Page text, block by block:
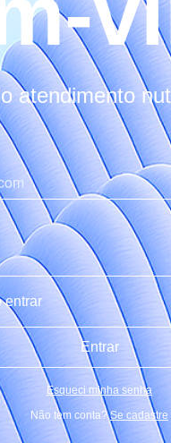
atendimento
entrar
Esqueci minha senha
Não tem conta?Se cadastre